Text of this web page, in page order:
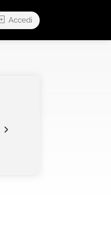
Accedi